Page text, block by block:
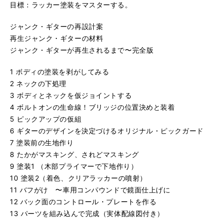
目標：ラッカー塗装をマスターする。
ジャンク・ギターの再設計案
再生ジャンク・ギターの材料
ジャンク・ギターが再生されるまで〜完全版
1 ボディの塗装を剥がしてみる
2 ネックの下処理
3 ボディとネックを仮ジョイントする
4 ボルトオンの生命線！ブリッジの位置決めと装着
5 ピックアップの仮組
6 ギターのデザインを決定づけるオリジナル・ピックガード
7 塗装前の生地作り
8 たかがマスキング、されどマスキング
9 塗装1 （木部プライマーで下地作り）
10 塗装2（着色、クリアラッカーの噴射）
11 バフがけ 〜車用コンパウンドで鏡面仕上げに
12 バック面のコントロール・プレートを作る
13 パーツを組み込んで完成（実体配線図付き）